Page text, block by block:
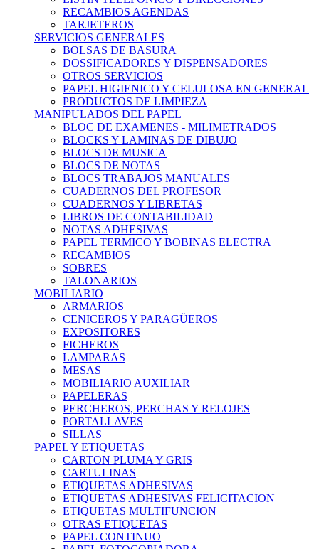
RECAMBIOS AGENDAS
TARJETEROS
SERVICIOS GENERALES
BOLSAS DE BASURA
DOSSIFICADORES Y DISPENSADORES
OTROS SERVICIOS
PAPEL HIGIENICO Y CELULOSA EN GENERAL
PRODUCTOS DE LIMPIEZA
MANIPULADOS DEL PAPEL
BLOC DE EXAMENES - MILIMETRADOS
BLOCKS Y LAMINAS DE DIBUJO
BLOCS DE MUSICA
BLOCS DE NOTAS
BLOCS TRABAJOS MANUALES
CUADERNOS DEL PROFESOR
CUADERNOS Y LIBRETAS
LIBROS DE CONTABILIDAD
NOTAS ADHESIVAS
PAPEL TERMICO Y BOBINAS ELECTRA
RECAMBIOS
SOBRES
TALONARIOS
MOBILIARIO
ARMARIOS
CENICEROS Y PARAGÜEROS
EXPOSITORES
FICHEROS
LAMPARAS
MESAS
MOBILIARIO AUXILIAR
PAPELERAS
PERCHEROS, PERCHAS Y RELOJES
PORTALLAVES
SILLAS
PAPEL Y ETIQUETAS
CARTON PLUMA Y GRIS
CARTULINAS
ETIQUETAS ADHESIVAS
ETIQUETAS ADHESIVAS FELICITACION
ETIQUETAS MULTIFUNCION
OTRAS ETIQUETAS
PAPEL CONTINUO